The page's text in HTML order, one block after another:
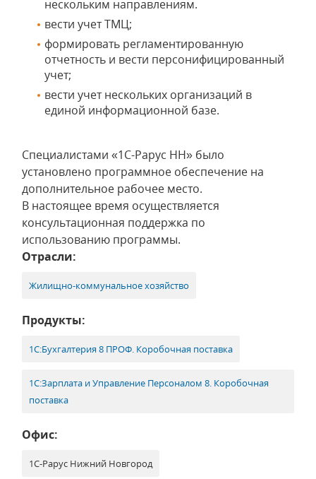
нескольким направлениям.
вести учет ТМЦ;
формировать регламентированную
отчетность и вести персонифицированный
учет;
вести учет нескольких организаций в
единой информационной базе.
Специалистами «1С-Рарус НН» было
установлено программное обеспечение на
дополнительное рабочее место.
В настоящее время осуществляется
консультационная поддержка по
использованию программы.
Отрасли:
Жилищно-коммунальное хозяйство
Продукты:
1С:Бухгалтерия 8 ПРОФ. Коробочная поставка
1С:Зарплата и Управление Персоналом 8. Коробочная
поставка
Офис:
1С-Рарус Нижний Новгород